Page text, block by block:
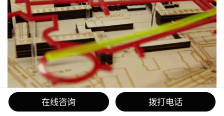
在线咨询 拨打电话